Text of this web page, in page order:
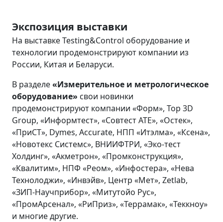
Экспозиция выставки
На выставке Testing&Control оборудование и
технологии продемонстрируют компании из
России, Китая и Беларуси.
В разделе«Измерительное и метрологическое
оборудование» свои новинки
продемонстрируют компании «Форм», Top 3D
Group, «Информтест», «Совтест АТЕ», «Остек»,
«ПриСТ», Dymes, Accurate, НПП «Итэлма», «Ксена»,
«Новотекс Системс», ВНИИФТРИ, «Эко-тест
Холдинг», «Акметрон», «Промконструкция»,
«Квалитим», НПФ «Реом», «Инфостера», «Нева
Технолоджи», «Инвэйв», Центр «Мет», Zetlab,
«ЗИП-Научприбор», «Митутойо Рус»,
«ПромАрсенал», «РиПриз», «Террамак», «Теккноу»
и многие другие.